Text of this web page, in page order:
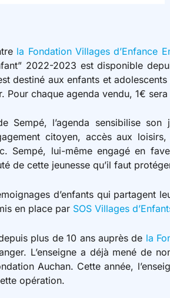
la Fondation Villages d’Enfance
2022-2023 est disponible
destiné aux enfants et
Pour chaque agenda vendu, 1€ sera
Sempé, l’agenda sensibilise
citoyen, accès aux
Sempé, lui-même engagé en
de cette jeunesse qu’il faut
d’enfants qui partagent
en place par SOS Villages
plus de 10 ans auprès de la
L’enseigne a déjà mené de
Auchan. Cette année,
opération.